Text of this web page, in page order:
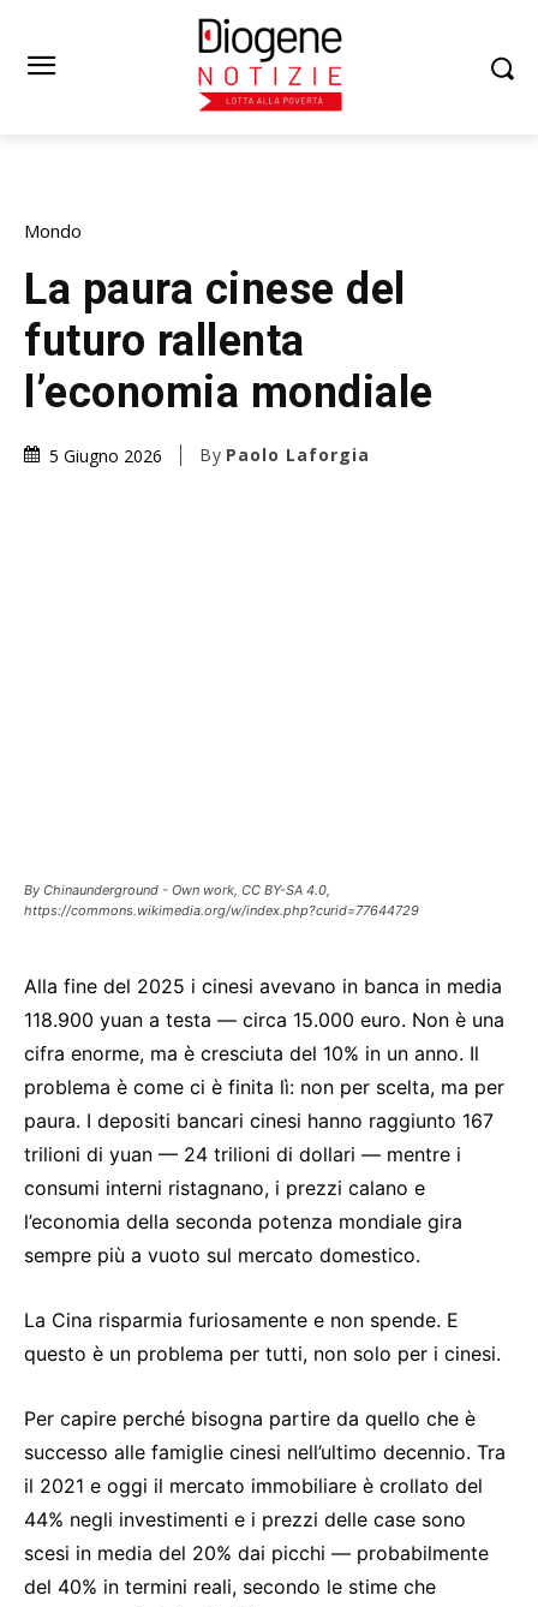
Mondo
La paura cinese del
futuro rallenta
l’economia mondiale
5 Giugno 2026 By Paolo Laforgia
By Chinaunderground - Own work, CC BY-SA 4.0,
https://commons.wikimedia.org/w/index.php?curid=77644729
Alla fine del 2025 i cinesi avevano in banca in media
118.900 yuan a testa — circa 15.000 euro. Non è una
cifra enorme, ma è cresciuta del 10% in un anno. Il
problema è come ci è finita lì: non per scelta, ma per
paura. I depositi bancari cinesi hanno raggiunto 167
trilioni di yuan — 24 trilioni di dollari — mentre i
consumi interni ristagnano, i prezzi calano e
l’economia della seconda potenza mondiale gira
sempre più a vuoto sul mercato domestico.
La Cina risparmia furiosamente e non spende. E
questo è un problema per tutti, non solo per i cinesi.
Per capire perché bisogna partire da quello che è
successo alle famiglie cinesi nell’ultimo decennio. Tra
il 2021 e oggi il mercato immobiliare è crollato del
44% negli investimenti e i prezzi delle case sono
scesi in media del 20% dai picchi — probabilmente
del 40% in termini reali, secondo le stime che